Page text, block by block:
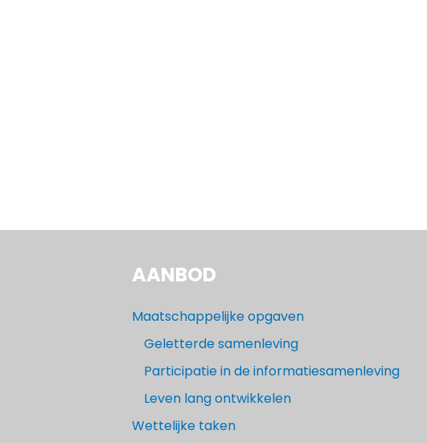
AANBOD
Maatschappelijke opgaven
Geletterde samenleving
Participatie in de informatiesamenleving
Leven lang ontwikkelen
Wettelijke taken